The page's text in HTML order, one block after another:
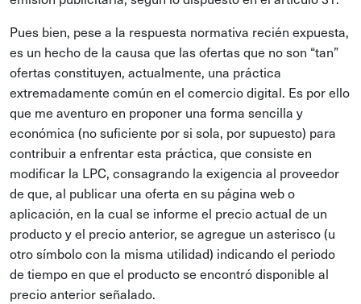
Pues bien, pese a la respuesta normativa recién expuesta,
es un hecho de la causa que las ofertas que no son “tan”
ofertas constituyen, actualmente, una práctica
extremadamente común en el comercio digital. Es por ello
que me aventuro en proponer una forma sencilla y
económica (no suficiente por si sola, por supuesto) para
contribuir a enfrentar esta práctica, que consiste en
modificar la LPC, consagrando la exigencia al proveedor
de que, al publicar una oferta en su página web o
aplicación, en la cual se informe el precio actual de un
producto y el precio anterior, se agregue un asterisco (u
otro símbolo con la misma utilidad) indicando el periodo
de tiempo en que el producto se encontró disponible al
precio anterior señalado.